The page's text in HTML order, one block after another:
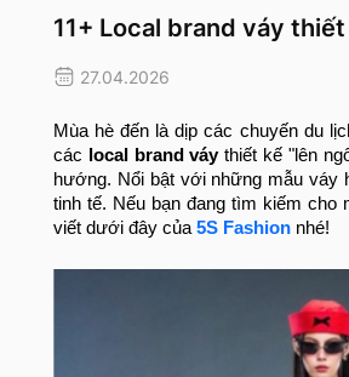
11+ Local brand váy
27.04.2026
Mùa hè đến là dịp các chuyến du
các
local brand váythiết kế "lên
hướng. Nổi bật với những mẫu váy
tinh tế. Nếu bạn đang tìm kiếm cho
viết dưới đây của5S Fashion nhé!